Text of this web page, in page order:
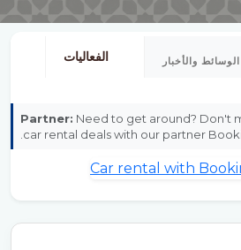
الوسائط والأخبار الفعاليات
Partner: Need to get around? Don't
car rental deals with our partner